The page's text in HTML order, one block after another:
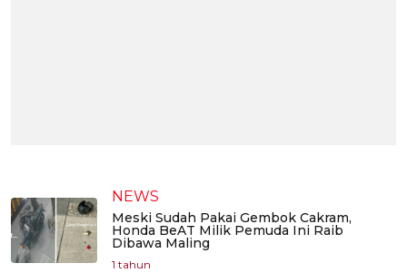
NEWS
Meski Sudah Pakai Gembok Cakram,
Honda BeAT Milik Pemuda Ini Raib
Dibawa Maling
1 tahun